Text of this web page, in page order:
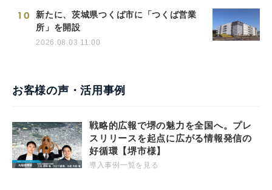
10
新たに、茨城県つくば市に「つくば営業
所」を開設
2026.08.03 11:00
お客様の声・活用事例
戦略的広報で堺の魅力を全国へ。プレ
スリリースを起点に広がる情報発信の
好循環【堺市様】
導入事例一覧を見る